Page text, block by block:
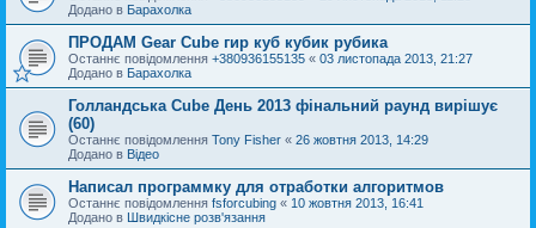
Додано в Барахолка
ПРОДАМ Gear Cube гир куб кубик рубика
Останнє повідомлення +380936155135 « 03 листопада 2013, 21:27
Додано в Барахолка
Голландська Cube День 2013 фінальний раунд вирішує
(60)
Останнє повідомлення Tony Fisher « 26 жовтня 2013, 14:29
Додано в Відео
Написал программку для отработки алгоритмов
Останнє повідомлення fsforcubing « 10 жовтня 2013, 16:41
Додано в Швидкісне розв'язання